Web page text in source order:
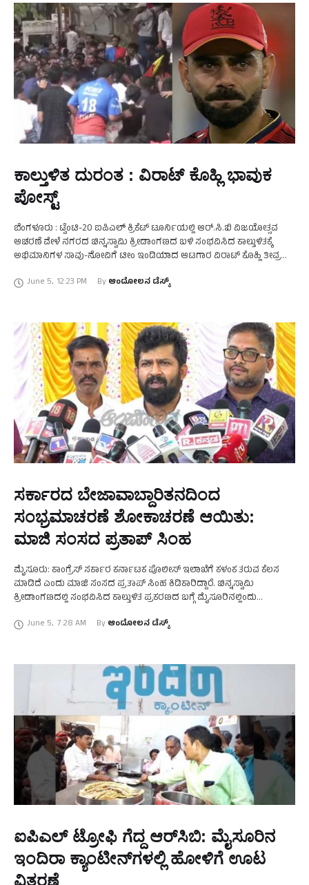
ಕಾಲ್ತುಳಿತ ದುರಂತ : ವಿರಾಟ್‌ ಕೊಹ್ಲಿ ಭಾವುಕ
ಪೋಸ್ಟ್‌
ಬೆಂಗಳೂರು : ಟ್ವೆಂಟಿ-20 ಐಪಿಎಲ್ ಕ್ರಿಕೆಟ್ ಟೂರ್ನಿಯಲ್ಲಿ ಆರ್.ಸಿ.ಬಿ ವಿಜಯೋತ್ಸವ
ಆಚರಣೆ ವೇಳೆ ನಗರದ ಚಿನ್ನಸ್ವಾಮಿ ಕ್ರೀಡಾಂಗಣದ ಬಳಿ ಸಂಭವಿಸಿದ ಕಾಲ್ತುಳಿತಕ್ಕೆ
ಅಭಿಮಾನಿಗಳ ಸಾವು-ನೋವಿಗೆ ಟೀಂ ಇಂಡಿಯಾದ ಆಟಗಾರ ವಿರಾಟ್ ಕೊಹ್ಲಿ ತೀವ್ರ
June 5, 12:23 PM By ಆಂದೋಲನ ಡೆಸ್ಕ್
ಸರ್ಕಾರದ ಬೇಜಾವಾಬ್ದಾರಿತನದಿಂದ
ಸಂಭ್ರಮಾಚರಣೆ ಶೋಕಾಚರಣೆ ಆಯಿತು:
ಮಾಜಿ ಸಂಸದ ಪ್ರತಾಪ್‌ ಸಿಂಹ
ಮೈಸೂರು: ಕಾಂಗ್ರೆಸ್‌ ಸರ್ಕಾರ ಕರ್ನಾಟಕ ಪೊಲೀಸ್ ಇಲಾಖೆಗೆ ಕಳಂಕ‌ ತರುವ ಕೆಲಸ
ಮಾಡಿದೆ ಎಂದು ಮಾಜಿ ಸಂಸದ ಪ್ರತಾಪ್‌ ಸಿಂಹ ಕಿಡಿಕಾರಿದ್ದಾರೆ. ಚಿನ್ನಸ್ವಾಮಿ
ಕ್ರೀಡಾಂಗಣದಲ್ಲಿ ಸಂಭವಿಸಿದ ಕಾಲ್ತುಳಿತ ಪ್ರಕರಣದ ಬಗ್ಗೆ ಮೈಸೂರಿನಲ್ಲಿಂದು
ಸಂಭ್ರಮಾಚರಣೆ ಶೋಕಾಚರಣೆ …
June 5, 7:28 AM By ಆಂದೋಲನ ಡೆಸ್ಕ್
ಐಪಿಎಲ್‌ ಟ್ರೋಫಿ ಗೆದ್ದ ಆರ್‌ಸಿಬಿ: ಮೈಸೂರಿನ
ಇಂದಿರಾ ಕ್ಯಾಂಟೀನ್‌ಗಳಲ್ಲಿ ಹೋಳಿಗೆ ಊಟ
ವಿತರಣೆ